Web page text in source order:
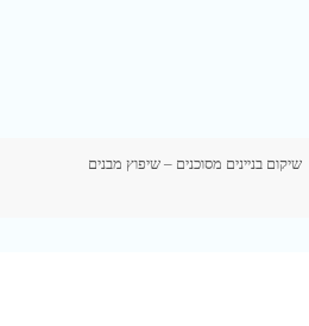
שיקום בניינים מסוכנים – שיפוץ מבנים